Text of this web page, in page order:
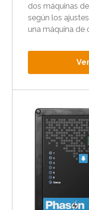
dos máquinas
según los
una máquina de